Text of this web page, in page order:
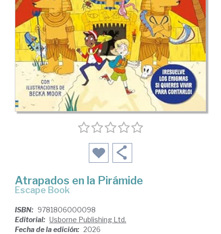
Atrapados en la Pirámide
Escape Book
ISBN: 9781806000098
Editorial: Usborne Publishing Ltd.
Fecha de la edición: 2026